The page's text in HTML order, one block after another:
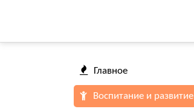
Главное
Воспитание и развитие